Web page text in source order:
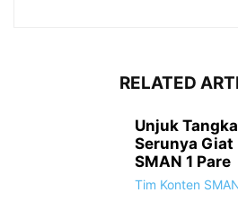
RELATED
Unjuk
Serunya Giat
SMAN 1 Pare
Tim Konten